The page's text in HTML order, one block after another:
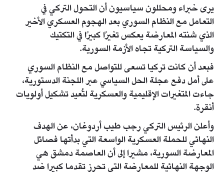
يرى خبراء ومحللون سياسيون أن التحول التركي في
التعامل مع النظام السوري بعد الهجوم العسكري الأخير
الذي شنته المعارضة يعكس تغيرًا كبيرًا في التكتيك
والسياسة التركية تجاه الأزمة السورية.
فبعد أن كانت تركيا تسعى للتواصل مع النظام السوري
على أمل دفع عجلة الحل السياسي عبر اللجنة الدستورية،
جاءت المتغيرات الإقليمية والعسكرية لتُعيد تشكيل أولويات
أنقرة.
وأعلن الرئيس التركي رجب طيب أردوغان، عن الهدف
النهائي للحملة العسكرية الواسعة التي بدأتها فصائل
المعارضة السورية، مشيرا إلى أن العاصمة دمشق هي
الوجهة النهائية للمعارضة التي تحرز تقدما كبيرا ضد